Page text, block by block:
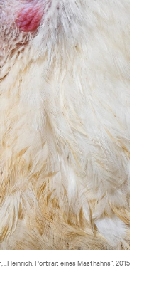
Portrait eines Masthahns“, 2015